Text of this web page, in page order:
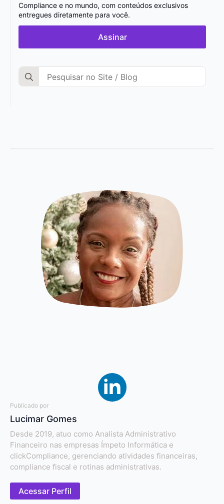
Compliance e no mundo, com conteúdos exclusivos
entregues diretamente para você.
Assinar
Search
for:
Publicado por
Lucimar Gomes
Desde 2019, atuo como Analista Administrativo
Financeiro nas empresas Ímpeto Informática e
clickCompliance, gerenciando atividades financeiras,
compliance fiscal e rotinas administrativas.
Acessar Perfil